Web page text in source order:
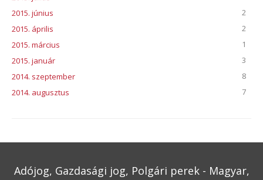
2015. június
2
2015. április
2
2015. március
1
2015. január
3
2014. szeptember
8
2014. augusztus
7
Adójog, Gazdasági jog, Polgári perek - Magyar,